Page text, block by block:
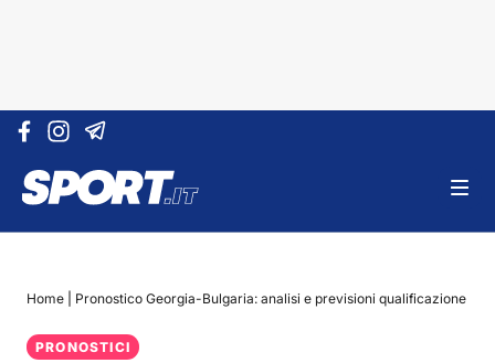
Vai al contenuto
Home Pronostico Georgia-Bulgaria: analisi e previsioni qualificazione
PRONOSTICI